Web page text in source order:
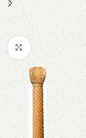
Click to enlarge